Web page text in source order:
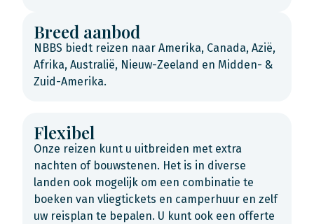
Breed aanbod
NBBS biedt reizen naar Amerika, Canada, Azië,
Afrika, Australië, Nieuw-Zeeland en Midden- &
Zuid-Amerika.
Flexibel
Onze reizen kunt u uitbreiden met extra
nachten of bouwstenen. Het is in diverse
landen ook mogelijk om een combinatie te
boeken van vliegtickets en camperhuur en zelf
uw reisplan te bepalen. U kunt ook een offerte